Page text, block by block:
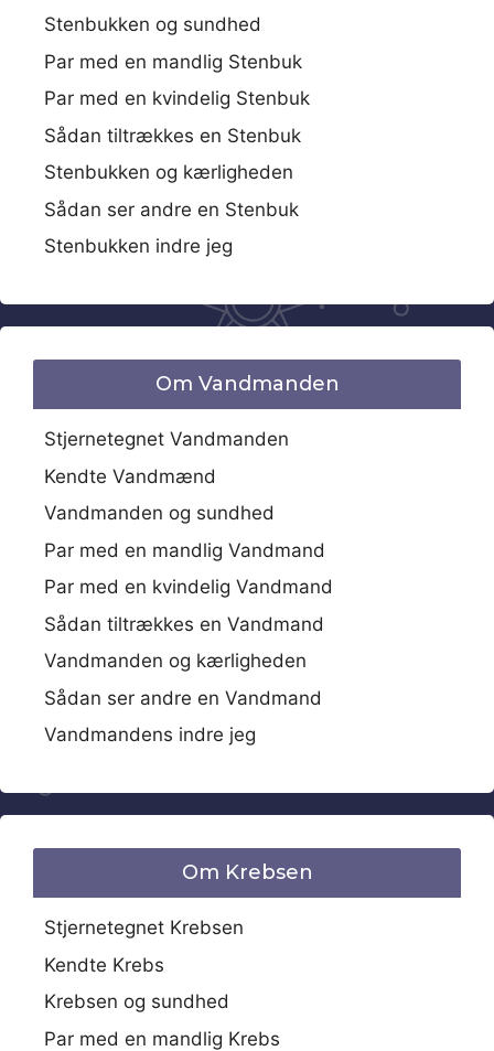
Stenbukken og sundhed
Par med en mandlig Stenbuk
Par med en kvindelig Stenbuk
Sådan tiltrækkes en Stenbuk
Stenbukken og kærligheden
Sådan ser andre en Stenbuk
Stenbukken indre jeg
Om Vandmanden
Stjernetegnet Vandmanden
Kendte Vandmænd
Vandmanden og sundhed
Par med en mandlig Vandmand
Par med en kvindelig Vandmand
Sådan tiltrækkes en Vandmand
Vandmanden og kærligheden
Sådan ser andre en Vandmand
Vandmandens indre jeg
Om Krebsen
Stjernetegnet Krebsen
Kendte Krebs
Krebsen og sundhed
Par med en mandlig Krebs